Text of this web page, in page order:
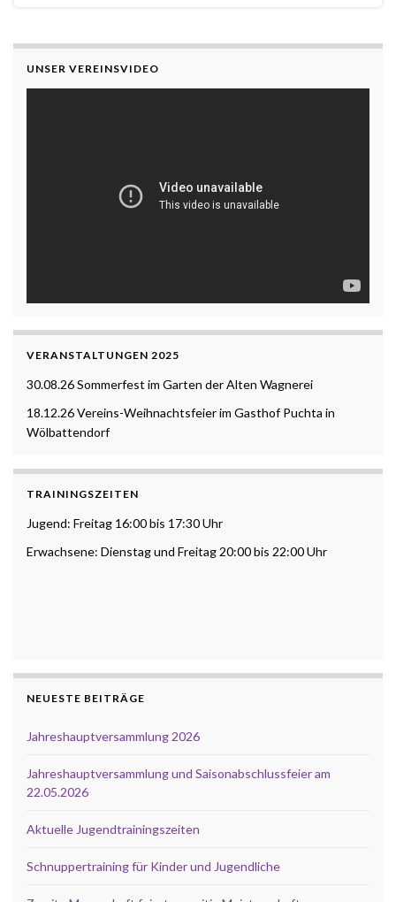
UNSER VEREINSVIDEO
VERANSTALTUNGEN 2025
30.08.26 Sommerfest im Garten der Alten Wagnerei
18.12.26 Vereins-Weihnachtsfeier im Gasthof Puchta in
Wölbattendorf
TRAININGSZEITEN
Jugend: Freitag 16:00 bis 17:30 Uhr
Erwachsene: Dienstag und Freitag 20:00 bis 22:00 Uhr
NEUESTE BEITRÄGE
Jahreshauptversammlung 2026
Jahreshauptversammlung und Saisonabschlussfeier am
22.05.2026
Aktuelle Jugendtrainingszeiten
Schnuppertraining für Kinder und Jugendliche